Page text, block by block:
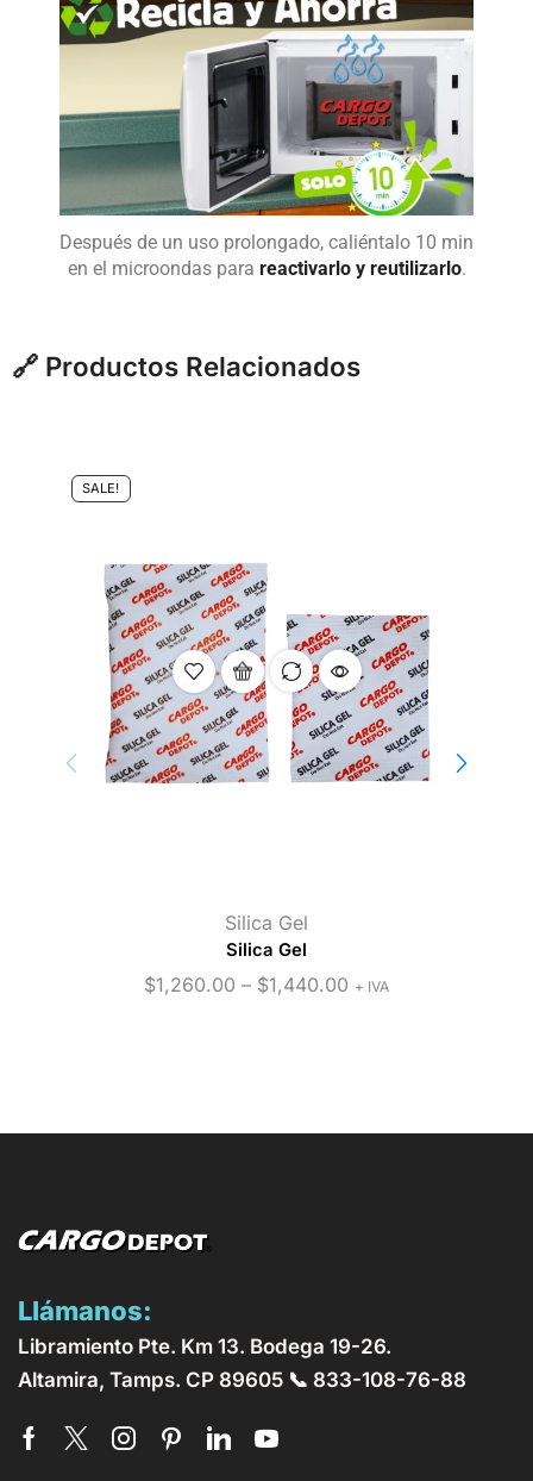
Después de un uso prolongado, caliéntalo 10 min
en el microondas para reactivarlo y reutilizarlo.
🔗 Productos Relacionados
SALE!
Silica Gel
Silica Gel
$1,260.00 – $1,440.00 + IVA
Llámanos:
Libramiento Pte. Km 13. Bodega 19-26.
Altamira, Tamps. CP 89605 📞 833-108-76-88